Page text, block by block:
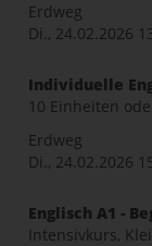
Erdweg
Di., 24.02.2026
Individuelle
10 Einheiten
Erdweg
Di., 24.02.2026
Englisch A1 -
Intensivkurs,